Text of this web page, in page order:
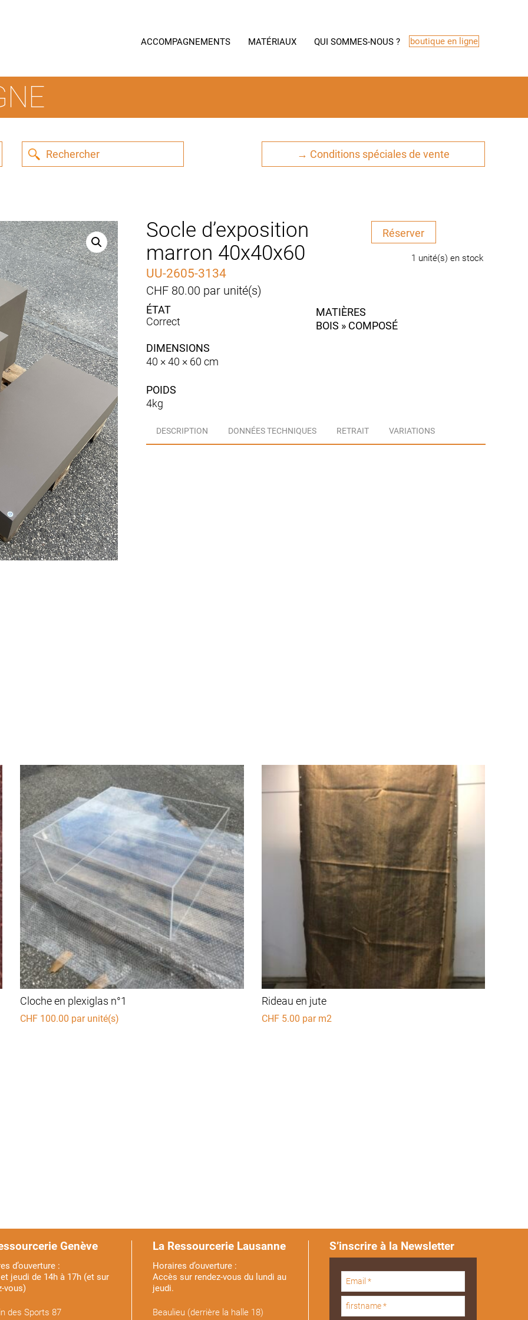
ACCOMPAGNEMENTS MATÉRIAUX QUI SOMMES-NOUS ? boutique en ligne
→ Conditions spéciales de vente
Socle d’exposition
marron 40x40x60
UU-2605-3134
1 unité(s) en stock
CHF 80.00 par unité(s)
MATIÈRES
BOIS » COMPOSÉ
Correct
DIMENSIONS
40 × 40 × 60 cm
POIDS
4kg
quantité
de
Réserver
DESCRIPTION DONNÉES TECHNIQUES RETRAIT VARIATIONS
Cloche en plexiglas n°1
CHF100.00 par unité(s)
Rideau en jute
CHF5.00 par m2
Genève
d’ouverture :
jeudi de 14h à 17h (et sur
vous)
des Sports 87
La Ressourcerie Lausanne
Horaires d’ouverture :
Accès sur rendez-vous du lundi au
jeudi.
Beaulieu (derrière la halle 18)
S’inscrire à la Newsletter